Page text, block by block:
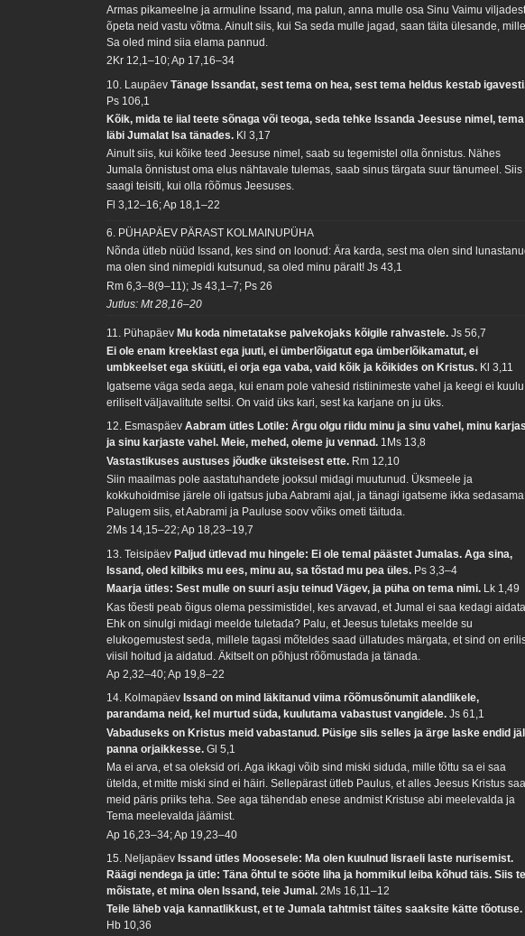
Armas pikameelne ja armuline Issand, ma palun, anna mulle osa Sinu Vaimu
õpeta neid vastu võtma. Ainult siis, kui Sa seda mulle jagad, saan täita ülesande,
Sa oled mind siia elama pannud.
2Kr 12,1–10; Ap 17,16–34
10. LaupäevTänage Issandat, sest tema on hea, sest tema heldus kestab
Ps 106,1
Kõik, mida te iial teete sõnaga või teoga, seda tehke Issanda Jeesuse nimel, tema
läbi Jumalat Isa tänades. Kl 3,17
Ainult siis, kui kõike teed Jeesuse nimel, saab su tegemistel olla õnnistus. Nähes
Jumala õnnistust oma elus nähtavale tulemas, saab sinus tärgata suur tänumeel. Siis
saagi teisiti, kui olla rõõmus Jeesuses.
Fl 3,12–16; Ap 18,1–22
6. PÜHAPÄEV PÄRAST KOLMAINUPÜHA
Nõnda ütleb nüüd Issand, kes sind on loonud: Ära karda, sest ma olen sind
ma olen sind nimepidi kutsunud, sa oled minu päralt!Js 43,1
Rm 6,3–8(9–11); Js 43,1–7; Ps 26
Jutlus: Mt 28,16–20
11. Pühapäev Mu koda nimetatakse palvekojaks kõigile rahvastele.Js 56,7
Ei ole enam kreeklast ega juuti, ei ümberlõigatut ega ümberlõikamatut, ei
umbkeelset ega sküüti, ei orja ega vaba, vaid kõik ja kõikides on Kristus. Kl 3,11
Igatseme väga seda aega, kui enam pole vahesid ristiinimeste vahel ja keegi ei kuulu
eriliselt väljavalitute seltsi. On vaid üks kari, sest ka karjane on ju üks.
12. EsmaspäevAabram ütles Lotile: Ärgu olgu riidu minu ja sinu vahel, minu
ja sinu karjaste vahel. Meie, mehed, oleme ju vennad. 1Ms 13,8
Vastastikuses austuses jõudke üksteisest ette. Rm 12,10
Siin maailmas pole aastatuhandete jooksul midagi muutunud. Üksmeele ja
kokkuhoidmise järele oli igatsus juba Aabrami ajal, ja tänagi igatseme ikka
Palugem siis, et Aabrami ja Pauluse soov võiks ometi täituda.
2Ms 14,15–22; Ap 18,23–19,7
13. TeisipäevPaljud ütlevad mu hingele: Ei ole temal päästet Jumalas. Aga sina,
Issand, oled kilbiks mu ees, minu au, sa tõstad mu pea üles. Ps 3,3–4
Maarja ütles: Sest mulle on suuri asju teinud Vägev, ja püha on tema nimi. Lk 1,49
Kas tõesti peab õigus olema pessimistidel, kes arvavad, et Jumal ei saa kedagi
Ehk on sinulgi midagi meelde tuletada? Palu, et Jeesus tuletaks meelde su
elukogemustest seda, millele tagasi mõteldes saad üllatudes märgata, et sind on
viisil hoitud ja aidatud. Äkitselt on põhjust rõõmustada ja tänada.
Ap 2,32–40; Ap 19,8–22
14. Kolmapäev Issand on mind läkitanud viima rõõmusõnumit alandlikele,
parandama neid, kel murtud süda, kuulutama vabastust vangidele.Js 61,1
Vabaduseks on Kristus meid vabastanud. Püsige siis selles ja ärge laske endid
panna orjaikkesse.Gl 5,1
Ma ei arva, et sa oleksid ori. Aga ikkagi võib sind miski siduda, mille tõttu sa ei saa
ütelda, et mitte miski sind ei häiri. Sellepärast ütleb Paulus, et alles Jeesus Kristus
meid päris priiks teha. See aga tähendab enese andmist Kristuse abi meelevalda ja
Tema meelevalda jäämist.
Ap 16,23–34; Ap 19,23–40
15. Neljapäev Issand ütles Moosesele: Ma olen kuulnud Iisraeli laste nurisemist.
Räägi nendega ja ütle: Täna õhtul te sööte liha ja hommikul leiba kõhud täis. Siis te
mõistate, et mina olen Issand, teie Jumal.2Ms 16,11–12
Teile läheb vaja kannatlikkust, et te Jumala tahtmist täites saaksite kätte tõotuse.
Hb 10,36